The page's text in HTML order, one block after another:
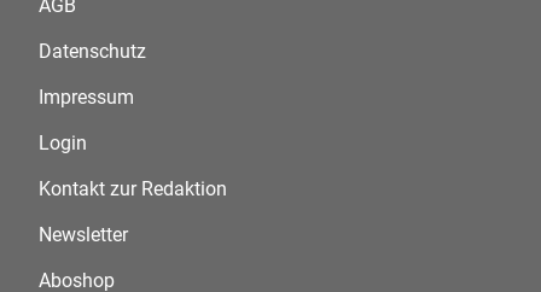
AGB
Datenschutz
Impressum
Login
Kontakt zur Redaktion
Newsletter
Aboshop